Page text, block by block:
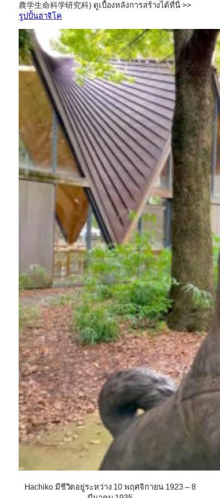
農学生命科学研究科) ดูเบื้องหลังการสร้างได้ที่นี่ >>
รูปปั้นฮาจิโค
Hachiko มีชีวิตอยู่ระหว่าง 10 พฤศจิกายน 1923 – 8